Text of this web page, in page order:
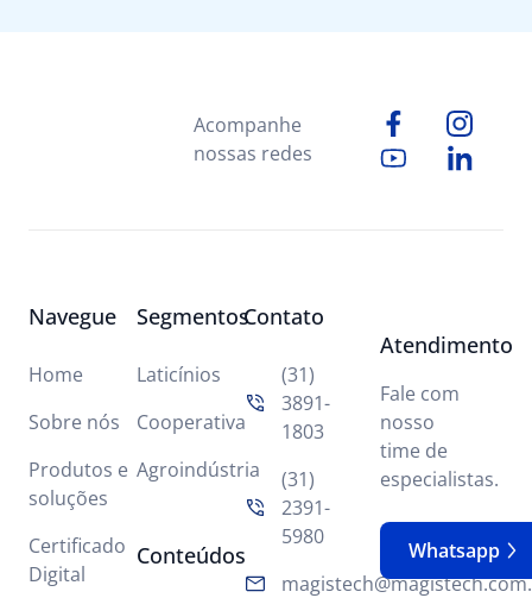
Acompanhe
nossas redes
Navegue
Home
Sobre nós
Produtos e
soluções
Certificado
Digital
Segmentos
Laticínios
Cooperativa
Agroindústria
Conteúdos
Contato
(31)
3891-
1803
(31)
2391-
5980
Atendimento
Fale com
nosso
time de
especialistas.
Whatsapp